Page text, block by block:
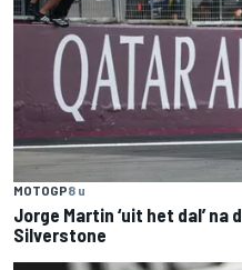
MOTOGP8 u
Jorge Martin ‘uit het dal’
Silverstone